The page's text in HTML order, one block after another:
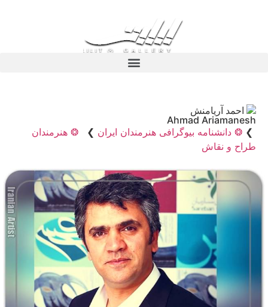
احمد آریامنش
Ahmad Ariamanesh
❯ ❂ دانشنامه بیوگرافی هنرمندان ایران ❯
❂ هنرمندان
طراح و نقاش